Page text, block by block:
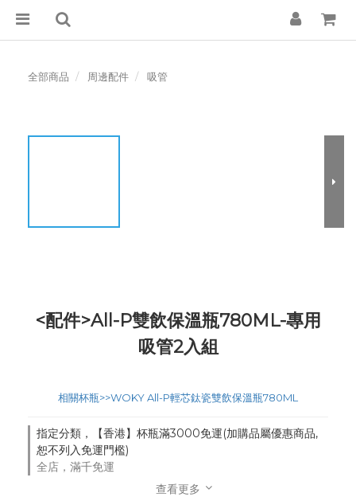
全部商品 周邊配件 吸管
<配件>All-P雙飲保溫瓶780ML-專用
吸管2入組
相關杯瓶>>WOKY All-P輕芯鈦瓷雙飲保溫瓶780ML
指定分類，【香港】杯瓶滿3000免運(加購品屬優惠商品,
恕不列入免運門檻)
全店，滿千免運
查看更多